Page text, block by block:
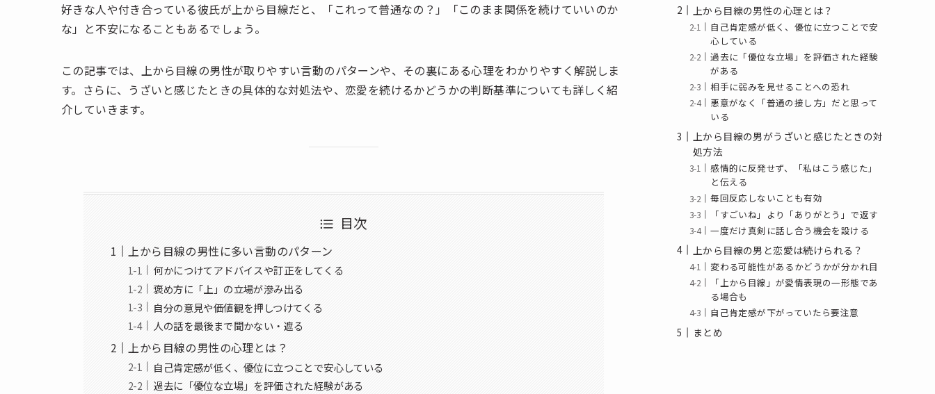
好きな人や付き合っている彼氏が上から目線だと、「これって普通なの？」「このまま関係を続けていいのか
な」と不安になることもあるでしょう。
この記事では、上から目線の男性が取りやすい言動のパターンや、その裏にある心理をわかりやすく解説しま
す。さらに、うざいと感じたときの具体的な対処法や、恋愛を続けるかどうかの判断基準についても詳しく紹
介していきます。
目次
上から目線の男性に多い言動のパターン
何かにつけてアドバイスや訂正をしてくる
褒め方に「上」の立場が滲み出る
自分の意見や価値観を押しつけてくる
人の話を最後まで聞かない・遮る
上から目線の男性の心理とは？
自己肯定感が低く、優位に立つことで安心している
過去に「優位な立場」を評価された経験がある
上から目線の男性の心理とは？
自己肯定感が低く、優位に立つことで安
心している
過去に「優位な立場」を評価された経験
がある
相手に弱みを見せることへの恐れ
悪意がなく「普通の接し方」だと思って
いる
上から目線の男がうざいと感じたときの対
処方法
感情的に反発せず、「私はこう感じた」
と伝える
毎回反応しないことも有効
「すごいね」より「ありがとう」で返す
一度だけ真剣に話し合う機会を設ける
上から目線の男と恋愛は続けられる？
変わる可能性があるかどうかが分かれ目
「上から目線」が愛情表現の一形態であ
る場合も
自己肯定感が下がっていたら要注意
まとめ